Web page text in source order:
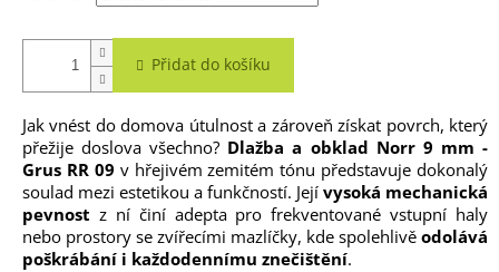
Přidat do košíku
Jak vnést do domova útulnost a zároveň získat povrch, který
přežije doslova všechno? Dlažba a obklad Norr 9 mm -
Grus RR 09 v hřejivém zemitém tónu představuje dokonalý
soulad mezi estetikou a funkčností. Její vysoká mechanická
pevnost z ní činí adepta pro frekventované vstupní haly
nebo prostory se zvířecími mazlíčky, kde spolehlivě odolává
poškrábání i každodennímu znečištění.